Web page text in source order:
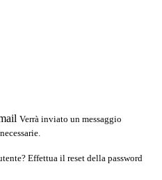
Verrà inviato un messaggio
Effettua il reset della password